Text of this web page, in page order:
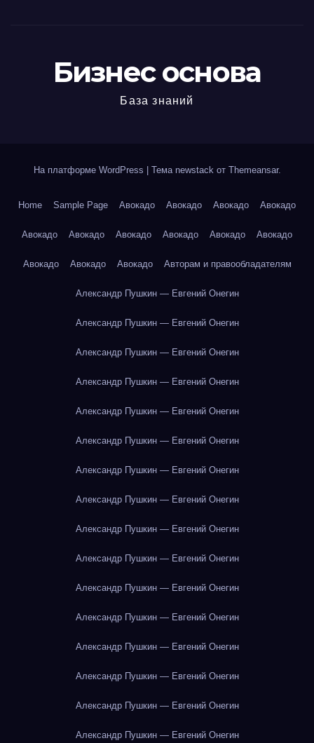
Бизнес основа
База знаний
На платформе WordPress Тема newstack от Themeansar.
Home Sample Page Авокадо Авокадо Авокадо Авокадо
Авокадо Авокадо Авокадо Авокадо Авокадо Авокадо
Авокадо Авокадо Авокадо Авторам и правообладателям
Александр Пушкин — Евгений Онегин
Александр Пушкин — Евгений Онегин
Александр Пушкин — Евгений Онегин
Александр Пушкин — Евгений Онегин
Александр Пушкин — Евгений Онегин
Александр Пушкин — Евгений Онегин
Александр Пушкин — Евгений Онегин
Александр Пушкин — Евгений Онегин
Александр Пушкин — Евгений Онегин
Александр Пушкин — Евгений Онегин
Александр Пушкин — Евгений Онегин
Александр Пушкин — Евгений Онегин
Александр Пушкин — Евгений Онегин
Александр Пушкин — Евгений Онегин
Александр Пушкин — Евгений Онегин
Александр Пушкин — Евгений Онегин